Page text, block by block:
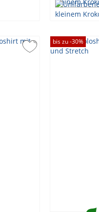
bis zu -30%